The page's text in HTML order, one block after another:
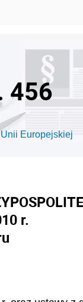
456
Europejskiej
r.